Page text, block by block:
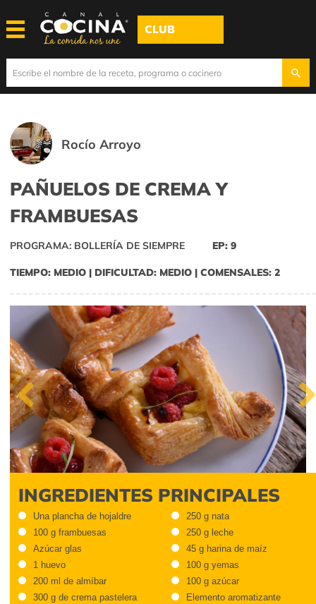
CLUB
Rocío Arroyo
PAÑUELOS DE CREMA Y
FRAMBUESAS
PROGRAMA: BOLLERÍA DE SIEMPRE EP: 9
TIEMPO: MEDIO | DIFICULTAD: MEDIO | COMENSALES: 2
Previous Next
INGREDIENTES PRINCIPALES
Una plancha de hojaldre
100 g frambuesas
Azúcar glas
1 huevo
200 ml de almíbar
300 g de crema pastelera
250 g nata
250 g leche
45 g harina de maíz
100 g yemas
100 g azúcar
Elemento aromatizante